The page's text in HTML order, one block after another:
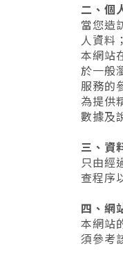
二、個
當您造
人資料
本網站
於一般
服務的
為提供
數據及
三、資
只由經
查程序
四、網
本網站
須參考